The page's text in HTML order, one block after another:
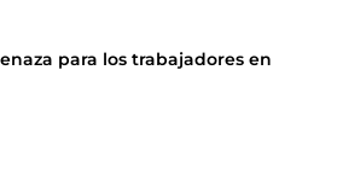
para los trabajadores en